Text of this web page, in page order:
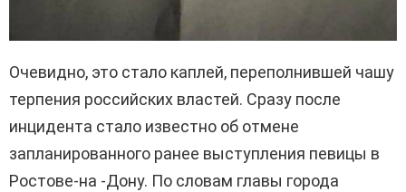
Очевидно, это стало каплей, переполнившей чашу
терпения российских властей. Сразу после
инцидента стало известно об отмене
запланированного ранее выступления певицы в
Ростове-на -Дону. По словам главы города